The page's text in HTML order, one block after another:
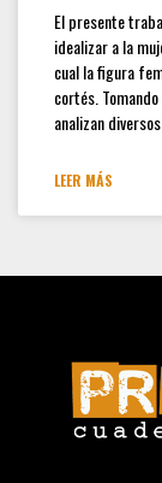
El presente
idealizar a la
cual la figura
cortés.
analizan
LEER MÁS